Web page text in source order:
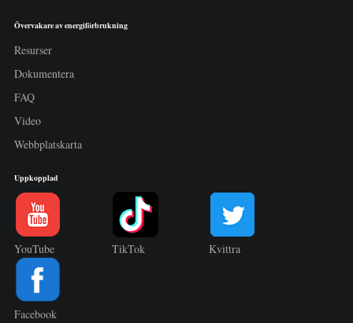
Övervakare av energiförbrukning
Resurser
Dokumentera
FAQ
Video
Webbplatskarta
Uppkopplad
YouTube TikTok Kvittra
Facebook